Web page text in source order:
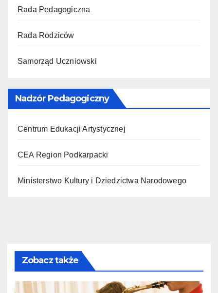
Rada Pedagogiczna
Rada Rodziców
Samorząd Uczniowski
Nadzór Pedagogiczny
Centrum Edukacji Artystycznej
CEA Region Podkarpacki
Ministerstwo Kultury i Dziedzictwa Narodowego
Zobacz także